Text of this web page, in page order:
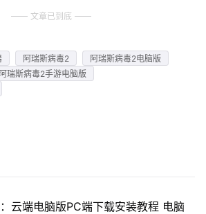
文章已到底
阿瑞斯病毒2
阿瑞斯病毒2电脑版
阿瑞斯病毒2手游电脑版
云端电脑版PC端下载安装教程 电脑